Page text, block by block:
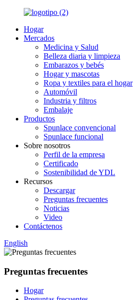
Hogar
Mercados
Medicina y Salud
Belleza diaria y limpieza
Embarazos y bebés
Hogar y mascotas
Ropa y textiles para el hogar
Automóvil
Industria y filtros
Embalaje
Productos
Spunlace convencional
Spunlace funcional
Sobre nosotros
Perfil de la empresa
Certificado
Sostenibilidad de YDL
Recursos
Descargar
Preguntas frecuentes
Noticias
Video
Contáctenos
English
Preguntas frecuentes
Hogar